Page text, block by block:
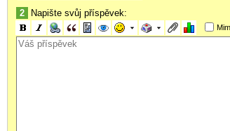
2 Napište svůj příspěvek: